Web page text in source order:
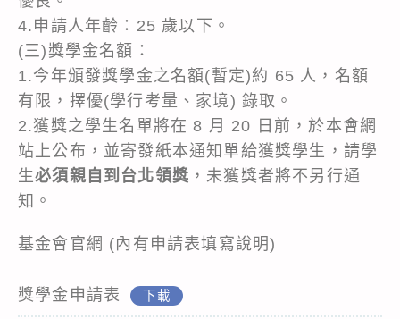
4.申請人年齡：25 歲以下。
(三)獎學金名額：
1.今年頒發獎學金之名額(暫定)約 65 人，名額
有限，擇優(學行考量、家境) 錄取。
2.獲獎之學生名單將在 8 月 20 日前，於本會網
站上公布，並寄發紙本通知單給獲獎學生，請學
生必須親自到台北領獎 ，未獲獎者將不另行通
知。
基金會官網 (內有申請表填寫說明)
獎學金申請表 下載